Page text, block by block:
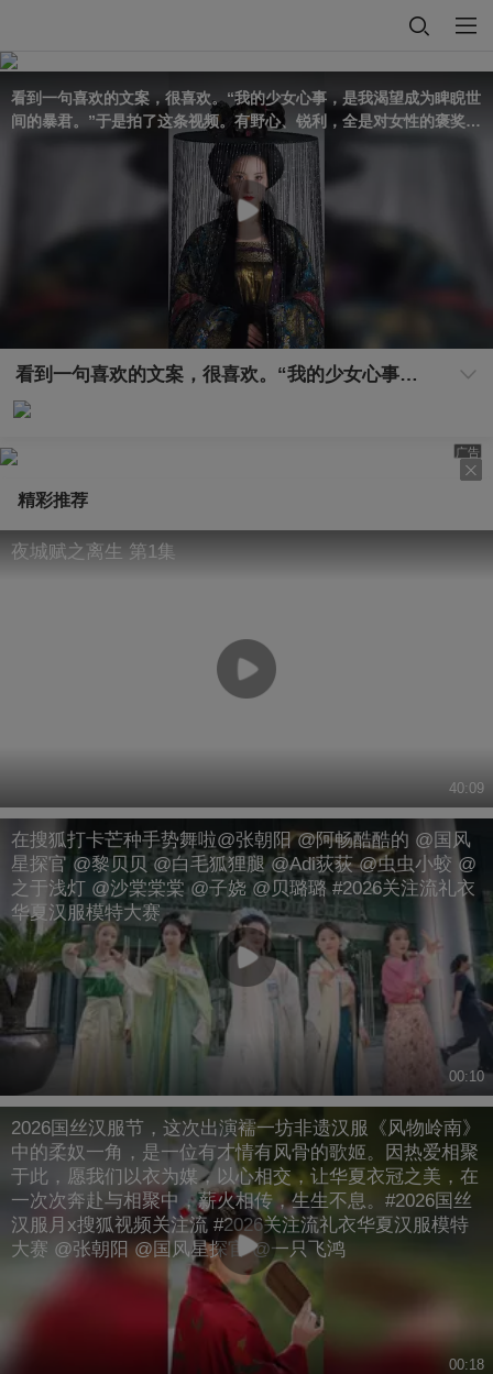
看到一句喜欢的文案，很喜欢。“我的少女心事，是我渴望成为睥睨世
间的暴君。”于是拍了这条视频。有野心、锐利，全是对女性的褒奖。
@张朝阳 @国风星探官 @一只飞鸿 #2026春季搜狐视频关注流大会 #
2026关注流礼衣华夏汉服模特大赛
看到一句喜欢的文案，很喜欢。“我的少女心事，是我渴望成为睥睨世间的暴君。”于是拍了这条视频。有野心、锐利，全是对女性的褒奖。@张朝阳 @国风星探官 @一只飞鸿 #2026春季搜狐视频关注流大会 #2026关注流礼衣华夏汉服模特大赛
广告
精彩推荐
夜城赋之离生 第1集
40:09
在搜狐打卡芒种手势舞啦@张朝阳 @阿畅酷酷的 @国风
星探官 @黎贝贝 @白毛狐狸腿 @Adi荻荻 @虫虫小蛟 @
之于浅灯 @沙棠棠棠 @子娆 @贝璐璐 #2026关注流礼衣
华夏汉服模特大赛
00:10
2026国丝汉服节，这次出演襦一坊非遗汉服《风物岭南》
中的柔奴一角，是一位有才情有风骨的歌姬。因热爱相聚
于此，愿我们以衣为媒，以心相交，让华夏衣冠之美，在
一次次奔赴与相聚中，薪火相传，生生不息。#2026国丝
汉服月x搜狐视频关注流 #2026关注流礼衣华夏汉服模特
大赛 @张朝阳 @国风星探官 @一只飞鸿
00:18